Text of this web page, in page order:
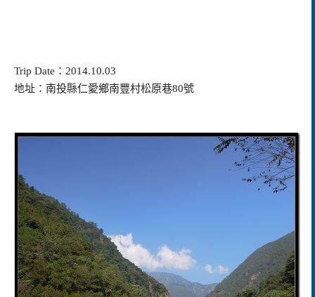
Trip Date：2014.10.03
地址：南投縣仁愛鄉南豐村松原巷80號